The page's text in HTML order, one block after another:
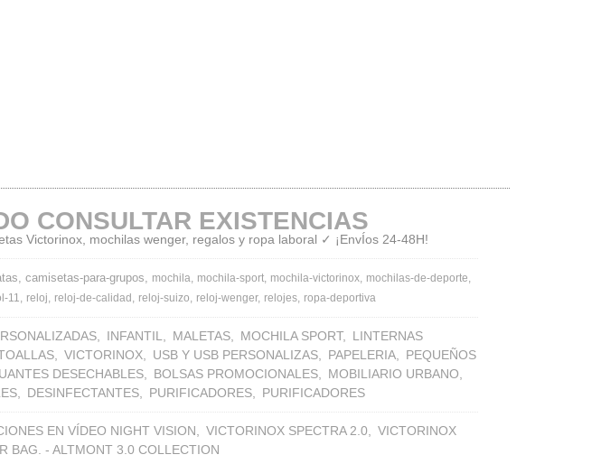
CONSULTAR EXISTENCIAS
Victorinox, mochilas wenger, regalos y ropa laboral ✓ ¡EnvÍos 24-48H!
camisetas-para-grupos mochila mochila-sport mochila-victorinox mochilas-de-deporte
11 reloj reloj-de-calidad reloj-suizo reloj-wenger relojes ropa-deportiva
INFANTIL MALETAS MOCHILA SPORT
LINTERNAS
VICTORINOX USB Y USB PERSONALIZAS PAPELERIA
PEQUEÑOS
DESECHABLES BOLSAS PROMOCIONALES
MOBILIARIO URBANO
DESINFECTANTES PURIFICADORES PURIFICADORES
EN VÍDEO NIGHT VISION VICTORINOX SPECTRA 2.0
VICTORINOX
BAG. - ALTMONT 3.0 COLLECTION